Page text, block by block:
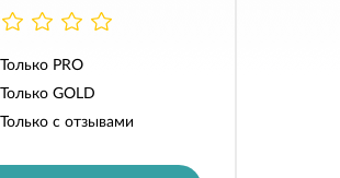
Только PRO
Только GOLD
Только с отзывами